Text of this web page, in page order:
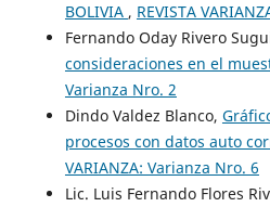
BOLIVIA , REVISTA
Fernando Oday Rivero
consideraciones en el
Varianza Nro. 2
Dindo Valdez Blanco,
procesos con datos auto
VARIANZA: Varianza Nro. 6
Lic. Luis Fernando Flores